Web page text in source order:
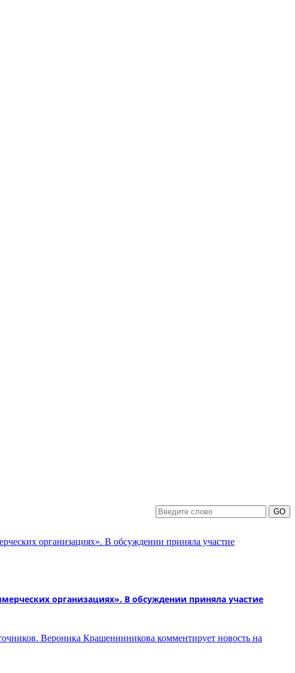
организациях». В обсуждении приняла участие